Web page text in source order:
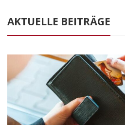
AKTUELLE BEITRÄGE